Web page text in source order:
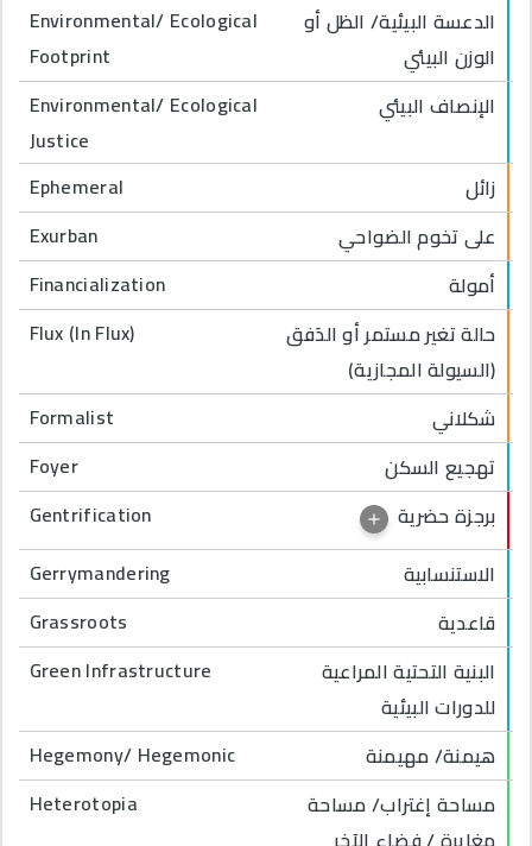
Environmental/ Ecological
Footprint
الدعسة البيئية/ الظل أو
الوزن البيئي
Environmental/ Ecological
Justice
الإنصاف البيئي
Ephemeral
زائل
Exurban
على تخوم الضواحي
Financialization
أمولة
Flux (In Flux)
حالة تغير مستمر أو الدَفق
(السيولة المجازية)
Formalist
شكلاني
Foyer
تهجيع السكن
Gentrification
برجزة حضرية
Gerrymandering
الاستنسابية
Grassroots
قاعدية
Green Infrastructure
البنية التحتية المراعية
للدورات البيئية
Hegemony/ Hegemonic
هيمنة/ مهيمنة
Heterotopia
مساحة إغتراب/ مساحة